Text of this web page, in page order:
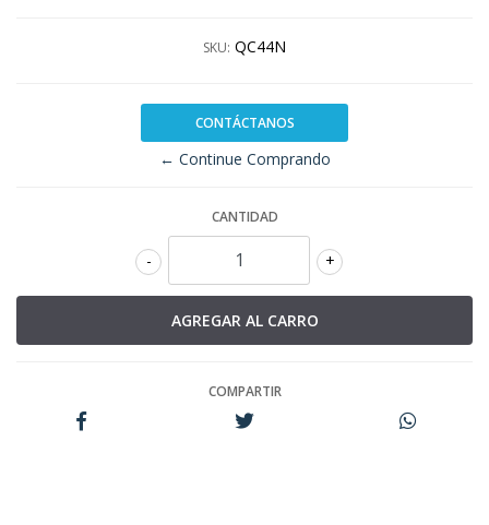
SKU: QC44N
CONTÁCTANOS
← Continue Comprando
CANTIDAD
+
-
COMPARTIR